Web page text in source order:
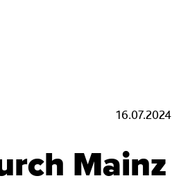
16.07.2024
Mainz